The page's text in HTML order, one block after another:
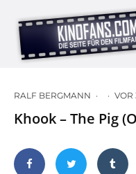
RALF BERGMANN · · VOR
Khook – The Pig